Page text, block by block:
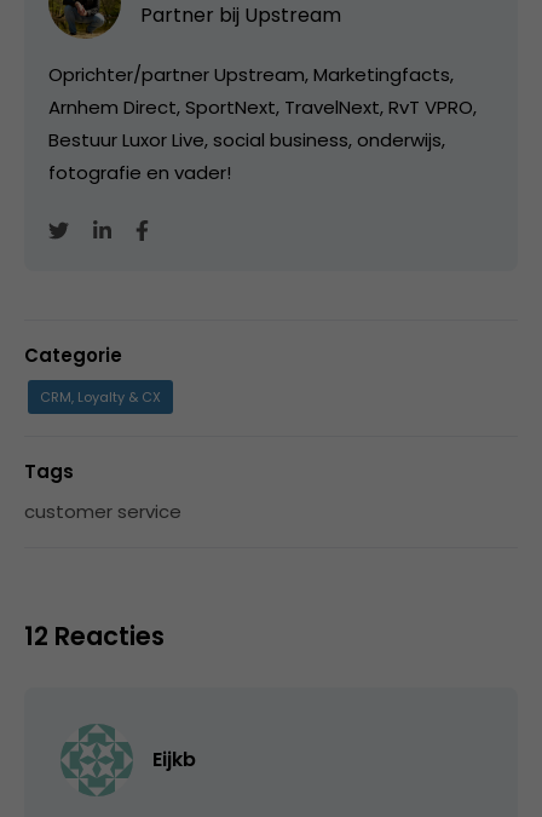
Partner bij Upstream
Oprichter/partner Upstream, Marketingfacts,
Arnhem Direct, SportNext, TravelNext, RvT VPRO,
Bestuur Luxor Live, social business, onderwijs,
fotografie en vader!
Categorie
CRM, Loyalty & CX
Tags
customer service
12 Reacties
Eijkb